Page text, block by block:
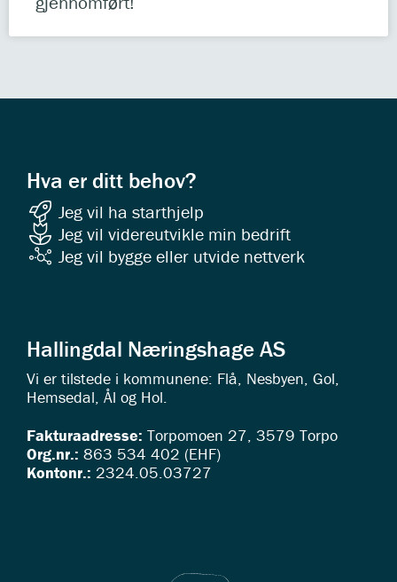
Hva er ditt behov?
Jeg vil ha starthjelp
Jeg vil videreutvikle min bedrift
Jeg vil bygge eller utvide nettverk
Hallingdal Næringshage AS
Vi er tilstede i kommunene: Flå, Nesbyen, Gol,
Hemsedal, Ål og Hol.
Fakturaadresse: Torpomoen 27, 3579 Torpo
Org.nr.: 863 534 402 (EHF)
Kontonr.: 2324.05.03727